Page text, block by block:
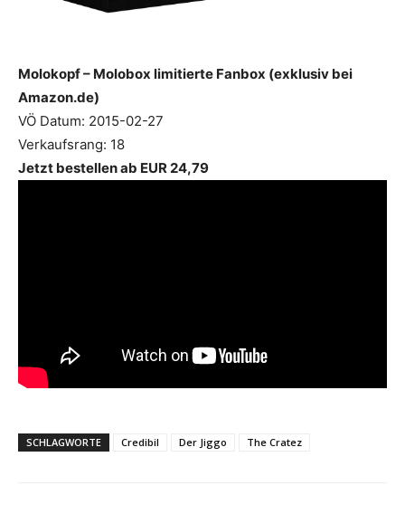
Molokopf – Molobox limitierte Fanbox (exklusiv bei
Amazon.de)
VÖ Datum: 2015-02-27
Verkaufsrang: 18
Jetzt bestellen ab EUR 24,79
SCHLAGWORTE Credibil Der Jiggo The Cratez